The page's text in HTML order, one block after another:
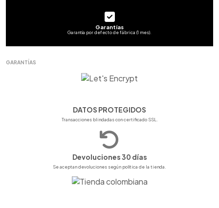
Garantías
Garantía por defecto de fábrica (1 mes).
GARANTÍAS
DATOS PROTEGIDOS
Transacciones blindadas con certificado SSL.
Devoluciones 30 días
Se aceptan devoluciones según política de la tienda.